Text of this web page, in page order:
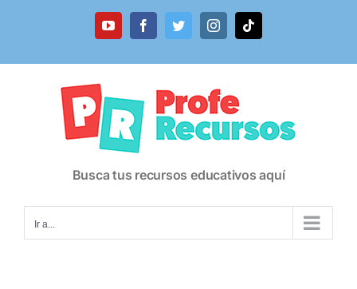
YouTubeFacebookTwitterInstagramTiktok
Busca tus recursos educativos aquí
Ir a...